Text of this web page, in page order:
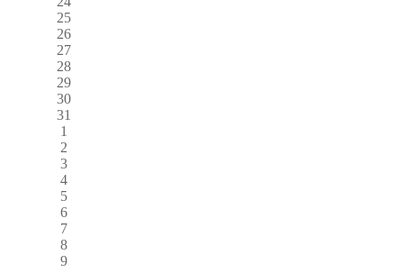
25
26
27
28
29
30
31
1
2
3
4
5
6
7
8
9